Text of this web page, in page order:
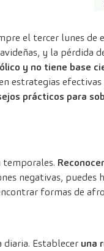
el tercer lunes de
y la pérdida
y no tiene base
estrategias
prácticos para
temporales.
negativas, puedes
formas de
Establecer una